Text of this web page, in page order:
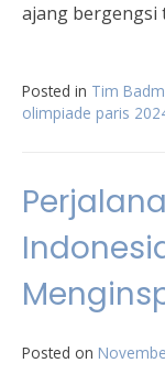
ajang bergengsi
Posted in Tim
olimpiade paris
Posted on